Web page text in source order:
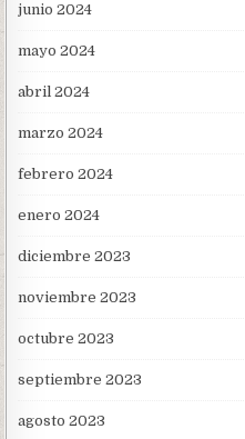
junio 2024
mayo 2024
abril 2024
marzo 2024
febrero 2024
enero 2024
diciembre 2023
noviembre 2023
octubre 2023
septiembre 2023
agosto 2023